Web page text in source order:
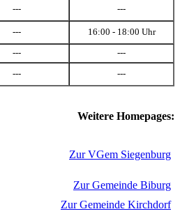
--- ---
--- 16:00 - 18:00 Uhr
--- ---
--- ---
Weitere Homepages:
Zur VGem Siegenburg
Zur Gemeinde Biburg
Zur Gemeinde Kirchdorf